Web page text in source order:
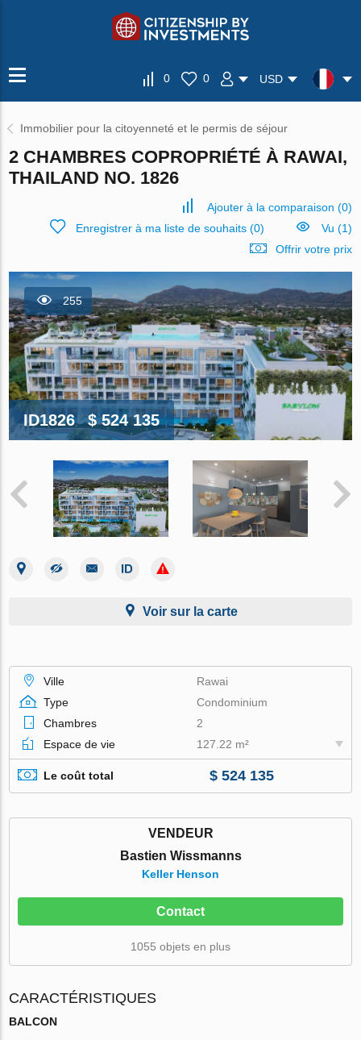
0 0 USD
Immobilier pour la citoyenneté et le permis de séjour
2 CHAMBRES COPROPRIÉTÉ À RAWAI,
THAILAND NO. 1826
Ajouter à la comparaison (0)
Enregistrer à ma liste de souhaits(0)
Vu (1)
Offrir votre prix
255
ID1826 $ 524 135
Voir sur la carte
Ville
Rawai
Type
Condominium
Chambres
2
Espace de vie
127.22 m²
Le coût total $ 524 135
VENDEUR
Bastien Wissmanns
Keller Henson
Contact
1055 objets en plus
CARACTÉRISTIQUES
BALCON